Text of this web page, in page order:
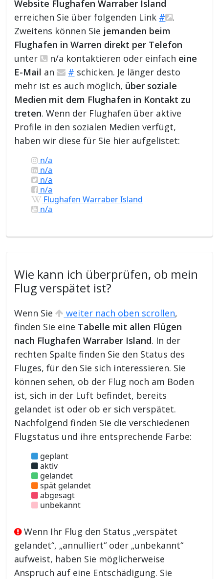
Website Flughafen Warraber Island
erreichen Sie über folgenden Link #
.
Zweitens können Sie jemanden beim
Flughafen in Warren direkt per Telefon
unter
n/a kontaktieren oder einfach eine
E-Mail an # schicken. Je länger desto
mehr ist es auch möglich, über soziale
Medien mit dem Flughafen in Kontakt zu
treten. Wenn der Flughafen über aktive
Profile in den sozialen Medien verfügt,
haben wir diese für Sie hier aufgelistet:
n/a
n/a
n/a
n/a
Flughafen Warraber Island
n/a
Wie kann ich überprüfen, ob mein
Flug verspätet ist?
Wenn Sie weiter nach oben scrollen,
finden Sie eine Tabelle mit allen Flügen
nach Flughafen Warraber Island. In der
rechten Spalte finden Sie den Status des
Fluges, für den Sie sich interessieren. Sie
können sehen, ob der Flug noch am Boden
ist, sich in der Luft befindet, bereits
gelandet ist oder ob er sich verspätet.
Nachfolgend finden Sie die verschiedenen
Flugstatus und ihre entsprechende Farbe:
geplant
aktiv
gelandet
spät gelandet
abgesagt
unbekannt
Wenn Ihr Flug den Status „verspätet
gelandet“, „annulliert“ oder „unbekannt“
aufweist, haben Sie möglicherweise
Anspruch auf eine Entschädigung. Sie